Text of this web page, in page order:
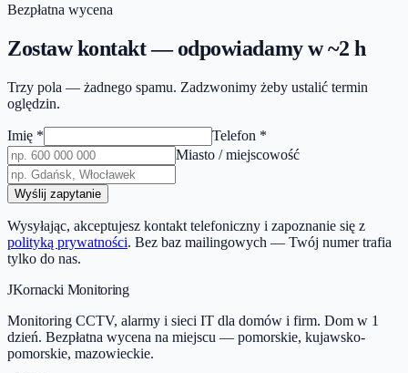
Bezpłatna wycena
Zostaw kontakt — odpowiadamy w ~2 h
Trzy pola — żadnego spamu. Zadzwonimy żeby ustalić termin
oględzin.
Imię * Telefon *
Miasto / miejscowość
Wyślij zapytanie
Wysyłając, akceptujesz kontakt telefoniczny i zapoznanie się z
polityką prywatności. Bez baz mailingowych — Twój numer trafia
tylko do nas.
JKornacki Monitoring
Monitoring CCTV, alarmy i sieci IT dla domów i firm. Dom w 1
dzień. Bezpłatna wycena na miejscu — pomorskie, kujawsko-
pomorskie, mazowieckie.